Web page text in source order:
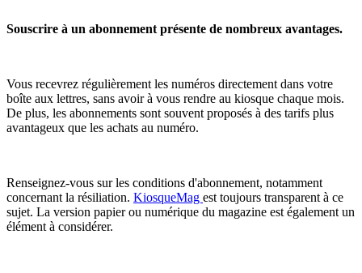
Souscrire à un abonnement présente de nombreux avantages.
Vous recevrez régulièrement les numéros directement dans votre
boîte aux lettres, sans avoir à vous rendre au kiosque chaque mois.
De plus, les abonnements sont souvent proposés à des tarifs plus
avantageux que les achats au numéro.
Renseignez-vous sur les conditions d'abonnement, notamment
concernant la résiliation. KiosqueMag est toujours transparent à ce
sujet. La version papier ou numérique du magazine est également un
élément à considérer.